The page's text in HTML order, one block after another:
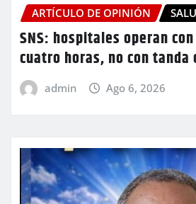
ARTÍCULO DE OPINIÓN
SNS: hospitales operan
cuatro horas, no con tanda
admin Ago 6, 2026